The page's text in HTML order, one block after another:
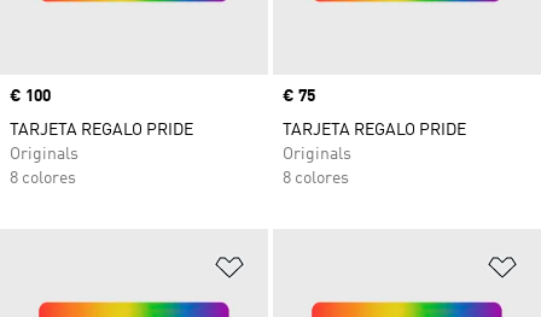
Precio
€ 100
TARJETA REGALO PRIDE
Originals
8 colores
Precio
€ 75
TARJETA REGALO PRIDE
Originals
8 colores